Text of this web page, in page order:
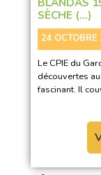
SÈCHE (…)
24
Le CPIE du
découvertes
fascinant. Il